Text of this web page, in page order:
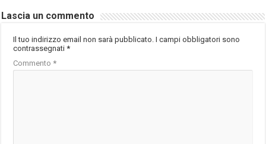
Lascia un commento
Il tuo indirizzo email non sarà pubblicato. I campi obbligatori sono
contrassegnati*
Commento*